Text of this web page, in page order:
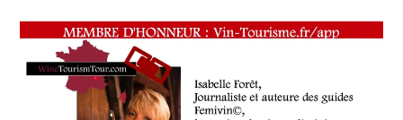
WINE
TOURISM
WINE
TOURISM